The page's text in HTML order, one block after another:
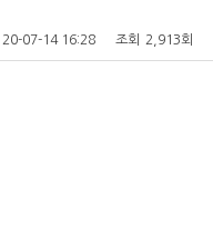
20-07-14 16:28 조회 2,913회